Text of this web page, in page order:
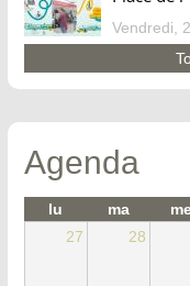
Agenda
lu ma
27
28